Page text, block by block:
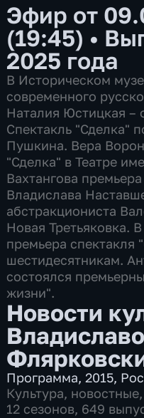
Эфир от
(19:45) •
2025 года
В Историческом
современного
Наталия Юстицкая –
Спектакль "Сделка"
Пушкина. Вера
"Сделка" в Театре
Вахтангова
Владислава
абстракциониста
Новая Третьяковка.
премьера спектакля
шестидесятникам.
состоялся
жизни".
Новости
Программа,2015,
Культура, новостные,
12 сезонов, 649